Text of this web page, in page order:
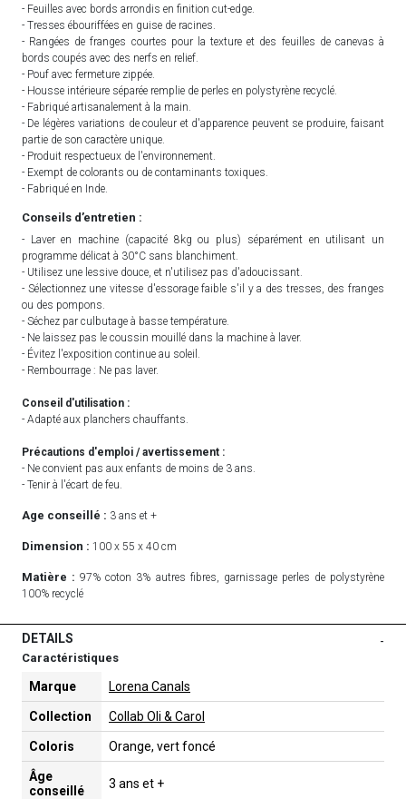
- Feuilles avec bords arrondis en finition cut-edge.
- Tresses ébouriffées en guise de racines.
- Rangées de franges courtes pour la texture et des feuilles de canevas à
bords coupés avec des nerfs en relief.
- Pouf avec fermeture zippée.
- Housse intérieure séparée remplie de perles en polystyrène recyclé.
- Fabriqué artisanalement à la main.
- De légères variations de couleur et d'apparence peuvent se produire, faisant
partie de son caractère unique.
- Produit respectueux de l'environnement.
- Exempt de colorants ou de contaminants toxiques.
- Fabriqué en Inde.
Conseils d’entretien :
- Laver en machine (capacité 8kg ou plus) séparément en utilisant un
programme délicat à 30°C sans blanchiment.
- Utilisez une lessive douce, et n'utilisez pas d'adoucissant.
- Sélectionnez une vitesse d'essorage faible s'il y a des tresses, des franges
ou des pompons.
- Séchez par culbutage à basse température.
- Ne laissez pas le coussin mouillé dans la machine à laver.
- Évitez l'exposition continue au soleil.
- Rembourrage : Ne pas laver.
Conseil d'utilisation :
- Adapté aux planchers chauffants.
Précautions d'emploi / avertissement :
- Ne convient pas aux enfants de moins de 3 ans.
- Tenir à l'écart de feu.
Age conseillé : 3 ans et +
Dimension : 100 x 55 x 40 cm
Matière : 97% coton 3% autres fibres, garnissage perles de polystyrène
100% recyclé
DETAILS -
Caractéristiques
Marque Lorena Canals
Collection Collab Oli & Carol
Coloris Orange, vert foncé
Âge
conseillé
3 ans et +